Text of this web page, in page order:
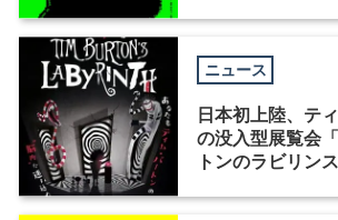
ニュース
日本初上陸、テ
の没入型展覧会
トンのラビリン